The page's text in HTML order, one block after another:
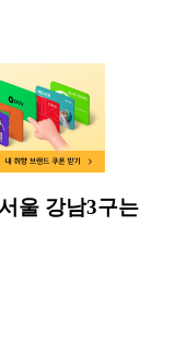
울 강남3구는